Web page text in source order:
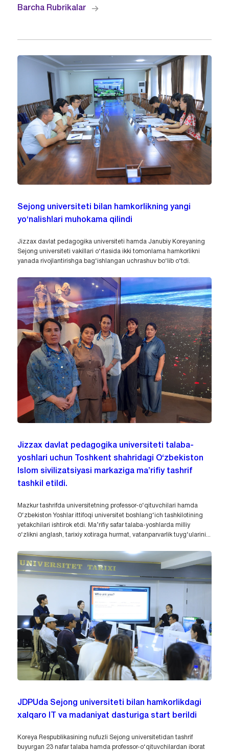
Barcha Rubrikalar
Sejong universiteti bilan hamkorlikning yangi
yo‘nalishlari muhokama qilindi
Jizzax davlat pedagogika universiteti hamda Janubiy Koreyaning
Sejong universiteti vakillari o‘rtasida ikki tomonlama hamkorlikni
yanada rivojlantirishga bag‘ishlangan uchrashuv bo‘lib o‘tdi.
Jizzax davlat pedagogika universiteti talaba-
yoshlari uchun Toshkent shahridagi O‘zbekiston
Islom sivilizatsiyasi markaziga ma’rifiy tashrif
tashkil etildi.
Mazkur tashrifda universitetning professor-o‘qituvchilari hamda
O‘zbekiston Yoshlar ittifoqi universitet boshlang‘ich tashkilotining
yetakchilari ishtirok etdi. Ma’rifiy safar talaba-yoshlarda milliy
o‘zlikni anglash, tarixiy xotiraga hurmat, vatanparvarlik tuyg‘ularini...
JDPUda Sejong universiteti bilan hamkorlikdagi
xalqaro IT va madaniyat dasturiga start berildi
Koreya Respublikasining nufuzli Sejong universitetidan tashrif
buyurgan 23 nafar talaba hamda professor-o‘qituvchilardan iborat